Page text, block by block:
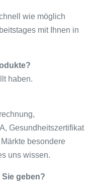
wie möglich
mit Ihnen in
haben.
Gesundheitszertifikat
besondere
uns wissen.
geben?